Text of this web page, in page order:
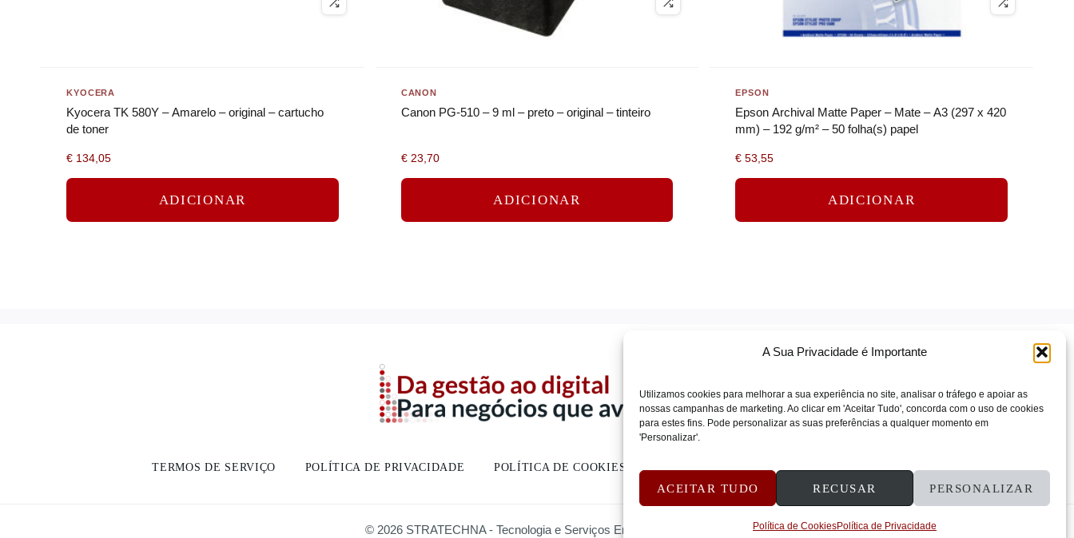
A Sua Privacidade é Importante
Utilizamos cookies para melhorar a sua experiência no site, analisar o tráfego e apoiar as
nossas campanhas de marketing. Ao clicar em 'Aceitar Tudo', concorda com o uso de cookies
para estes fins. Pode personalizar as suas preferências a qualquer momento em
'Personalizar'.
ACEITAR TUDO RECUSAR PERSONALIZAR
Política de CookiesPolítica de Privacidade
KYOCERA
Kyocera TK 580Y – Amarelo – original – cartucho
de toner
€ 134,05
ADICIONAR
CANON
Canon PG-510 – 9 ml – preto – original – tinteiro
€23,70
ADICIONAR
EPSON
Epson Archival Matte Paper – Mate – A3 (297 x 420
mm) – 192 g/m² – 50 folha(s) papel
€ 53,55
ADICIONAR
TERMOS DE SERVIÇO POLÍTICA DE PRIVACIDADE POLÍTICA DE COOKIES
© 2026 STRATECHNA - Tecnologia e Serviços Empresariais, Lda